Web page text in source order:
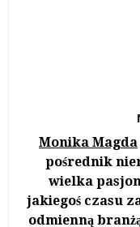
Monika Magda
pośrednik
wielka
jakiegoś czasu
odmienną